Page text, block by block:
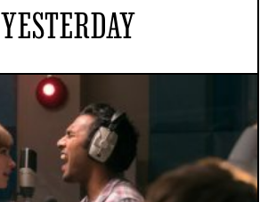
YESTERDAY